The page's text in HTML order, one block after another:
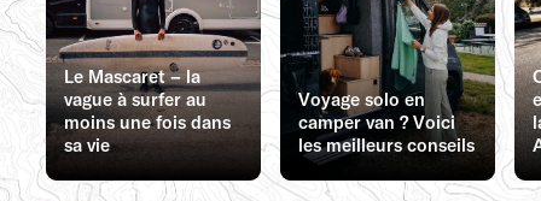
Le Mascaret – la
vague à surfer au
moins une fois dans
sa vie
Voyage solo en
camper van ? Voici
les meilleurs conseils